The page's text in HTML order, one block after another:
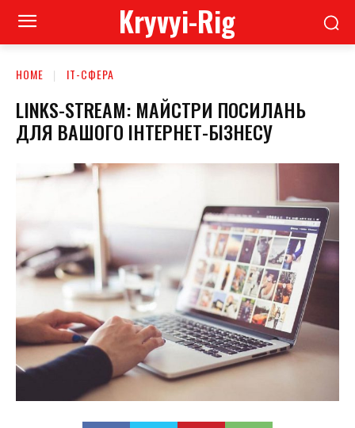
Kryvyi-Rig
HOME ІТ-СФЕРА
LINKS-STREAM: МАЙСТРИ ПОСИЛАНЬ
ДЛЯ ВАШОГО ІНТЕРНЕТ-БІЗНЕСУ